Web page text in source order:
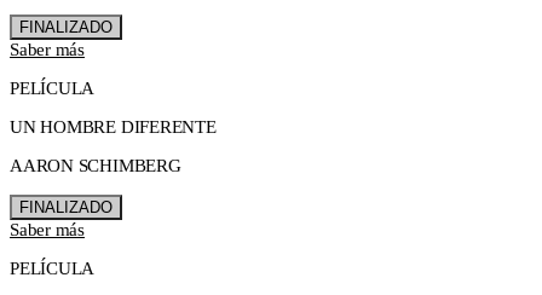
FINALIZADO
Saber más
PELÍCULA
UN HOMBRE DIFERENTE
AARON SCHIMBERG
FINALIZADO
Saber más
PELÍCULA